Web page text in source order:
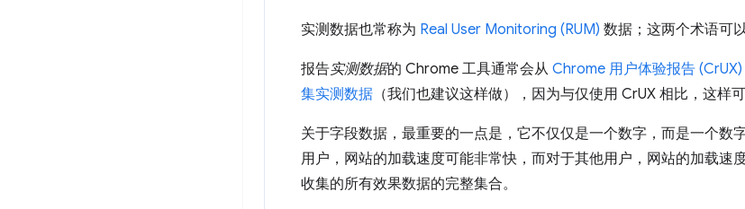
实测数据也常称为 Real User Monitoring (RUM) 数据；这两个术语可
报告实测数据的 Chrome 工具通常会从 Chrome 用户体验报告 (CrUX)
集实测数据 （我们也建议这样做），因为与仅使用 CrUX 相比，这样
关于字段数据，最重要的一点是，它不仅仅是一个数字，而是一个数
用户，网站的加载速度可能非常快，而对于其他用户，网站的加载速
收集的所有效果数据的完整集合。